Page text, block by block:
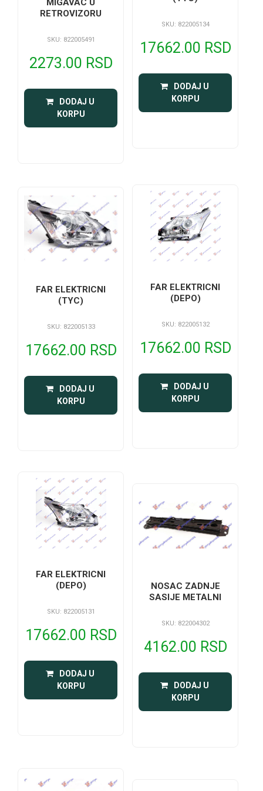
MIGAVAC U
RETROVIZORU
SKU: 822005491
2273.00 RSD
DODAJ U
KORPU
SKU: 822005134
17662.00 RSD
DODAJ U
KORPU
FAR ELEKTRICNI
(TYC)
SKU: 822005133
17662.00 RSD
DODAJ U
KORPU
FAR ELEKTRICNI
(DEPO)
SKU: 822005132
17662.00 RSD
DODAJ U
KORPU
FAR ELEKTRICNI
(DEPO)
SKU: 822005131
17662.00 RSD
DODAJ U
KORPU
NOSAC ZADNJE
SASIJE METALNI
SKU: 822004302
4162.00 RSD
DODAJ U
KORPU